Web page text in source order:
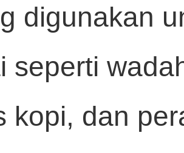
digunakan
seperti
kopi, dan